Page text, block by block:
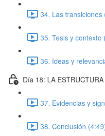
34. Las transiciones
35. Tesis y contexto
36. Ideas y
Día 18: LA
37. Evidencias y
38. Conclusión